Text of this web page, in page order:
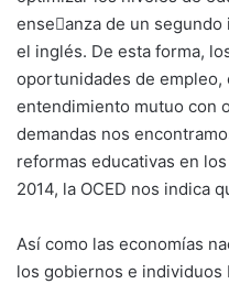
ense􀀧anza de un
el inglés. De esta forma,
oportunidades de
entendimiento mutuo con
demandas nos
reformas educativas en
2014, la OCED nos indica
Así como las economías
los gobiernos e individuos